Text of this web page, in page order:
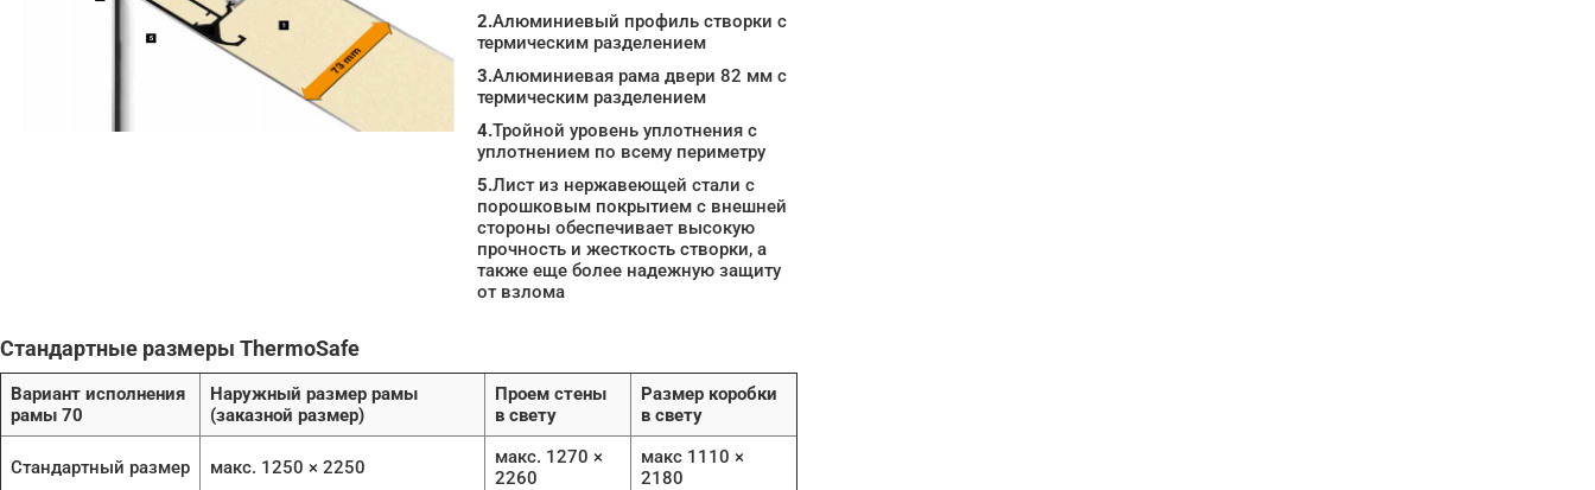
2.Алюминиевый профиль створки с
термическим разделением
3.Алюминиевая рама двери 82 мм с
термическим разделением
4.Тройной уровень уплотнения с
уплотнением по всему периметру
5.Лист из нержавеющей стали с
порошковым покрытием с внешней
стороны обеспечивает высокую
прочность и жесткость створки, а
также еще более надежную защиту
от взлома
Стандартные размеры ThermoSafe
Вариант исполнения
рамы 70
Наружный размер рамы
(заказной размер)
Проем стены
в свету
Размер коробки
в свету
Стандартный размер макс. 1250 × 2250
макс. 1270 ×
2260
макс 1110 ×
2180